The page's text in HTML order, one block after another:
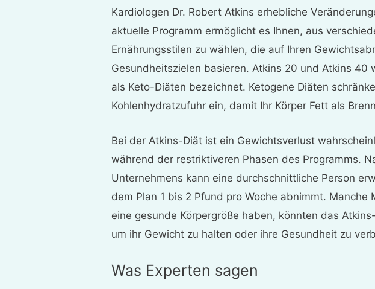
Kardiologen Dr. Robert Atkins erhebliche
aktuelle Programm ermöglicht es Ihnen, aus
Ernährungsstilen zu wählen, die auf Ihren
Gesundheitszielen basieren. Atkins 20 und Atkins 40
als Keto-Diäten bezeichnet. Ketogene Diäten
Kohlenhydratzufuhr ein, damit Ihr Körper Fett als
Bei der Atkins-Diät ist ein Gewichtsverlust
während der restriktiveren Phasen des Programms.
Unternehmens kann eine durchschnittliche Person
dem Plan 1 bis 2 Pfund pro Woche abnimmt. Manche
eine gesunde Körpergröße haben, könnten das
um ihr Gewicht zu halten oder ihre Gesundheit zu
Was Experten sagen